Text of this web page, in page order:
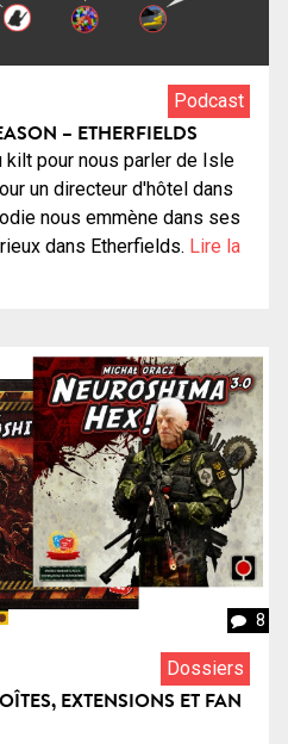
Podcast
– ETHERFIELDS
pour nous parler de Isle
un directeur d'hôtel dans
nous emmène dans ses
dans Etherfields. Lire la
8
Dossiers
EXTENSIONS ET FAN